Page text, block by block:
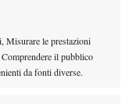
Misurare le prestazioni
il pubblico
da fonti diverse.